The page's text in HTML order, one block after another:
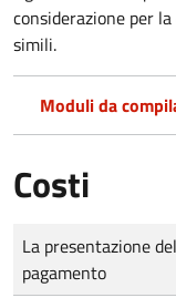
considerazione per
simili.
Moduli da
Costi
Tipo di pagamento
Importo
La presentazione
pagamento